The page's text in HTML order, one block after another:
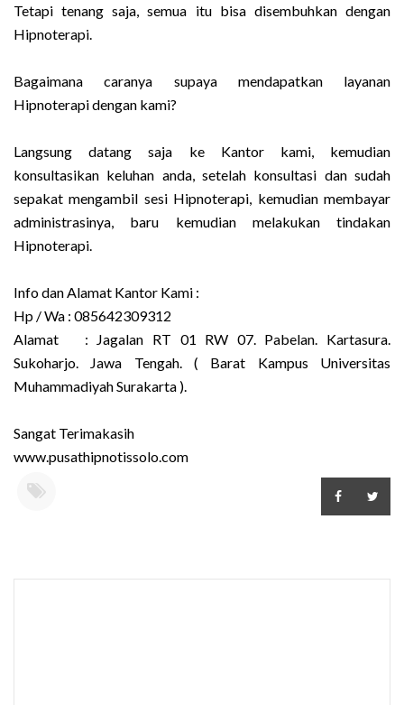
Tetapi tenang saja, semua itu bisa disembuhkan dengan
Hipnoterapi.
Bagaimana caranya supaya mendapatkan layanan
Hipnoterapi dengan kami?
Langsung datang saja ke Kantor kami, kemudian
konsultasikan keluhan anda, setelah konsultasi dan sudah
sepakat mengambil sesi Hipnoterapi, kemudian membayar
administrasinya, baru kemudian melakukan tindakan
Hipnoterapi.
Info dan Alamat Kantor Kami :
Hp / Wa : 085642309312
Alamat : Jagalan RT 01 RW 07. Pabelan. Kartasura.
Sukoharjo. Jawa Tengah. ( Barat Kampus Universitas
Muhammadiyah Surakarta ).
Sangat Terimakasih
www.pusathipnotissolo.com